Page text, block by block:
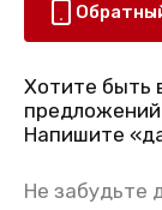
Хотите быть
Напишите
Не забудьте